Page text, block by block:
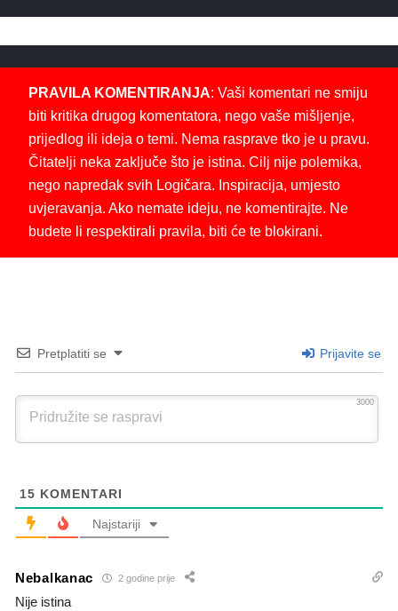
PRAVILA KOMENTIRANJA: Vaši komentari ne smiju
biti kritika drugog komentatora, nego vaše mišljenje,
prijedlog ili ideja o temi. Nema rasprave tko je u pravu.
Čitatelji neka zaključe što je istina. Cilj nije polemika,
nego napredak svih Logičara. Inspiracija, umjesto
uvjeravanja. Ako nemate ideju, ne komentirajte. Ne
budete li respektirali pravila, biti će te blokirani.
Pretplatiti se Prijavite se
3000
15 KOMENTARI
Najstariji
Nebalkanac 2 godine prije
Nije istina